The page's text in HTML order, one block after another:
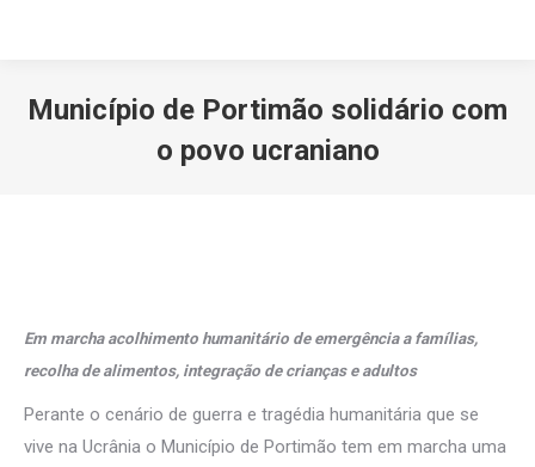
Município de Portimão solidário com
o povo ucraniano
Em marcha acolhimento humanitário de emergência a famílias,
recolha de alimentos, integração de crianças e adultos
Perante o cenário de guerra e tragédia humanitária que se
vive na Ucrânia o Município de Portimão tem em marcha uma